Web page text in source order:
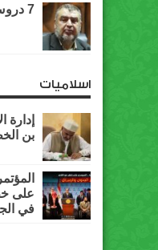
7 دروس مستفادة من ثورة يناير
اسلاميات
بن
على
في